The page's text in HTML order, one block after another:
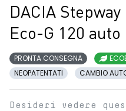
DACIA
Eco-G 120 auto
PRONTA CONSEGNA
NEOPATENTATI
CAMBIO
Desideri vedere